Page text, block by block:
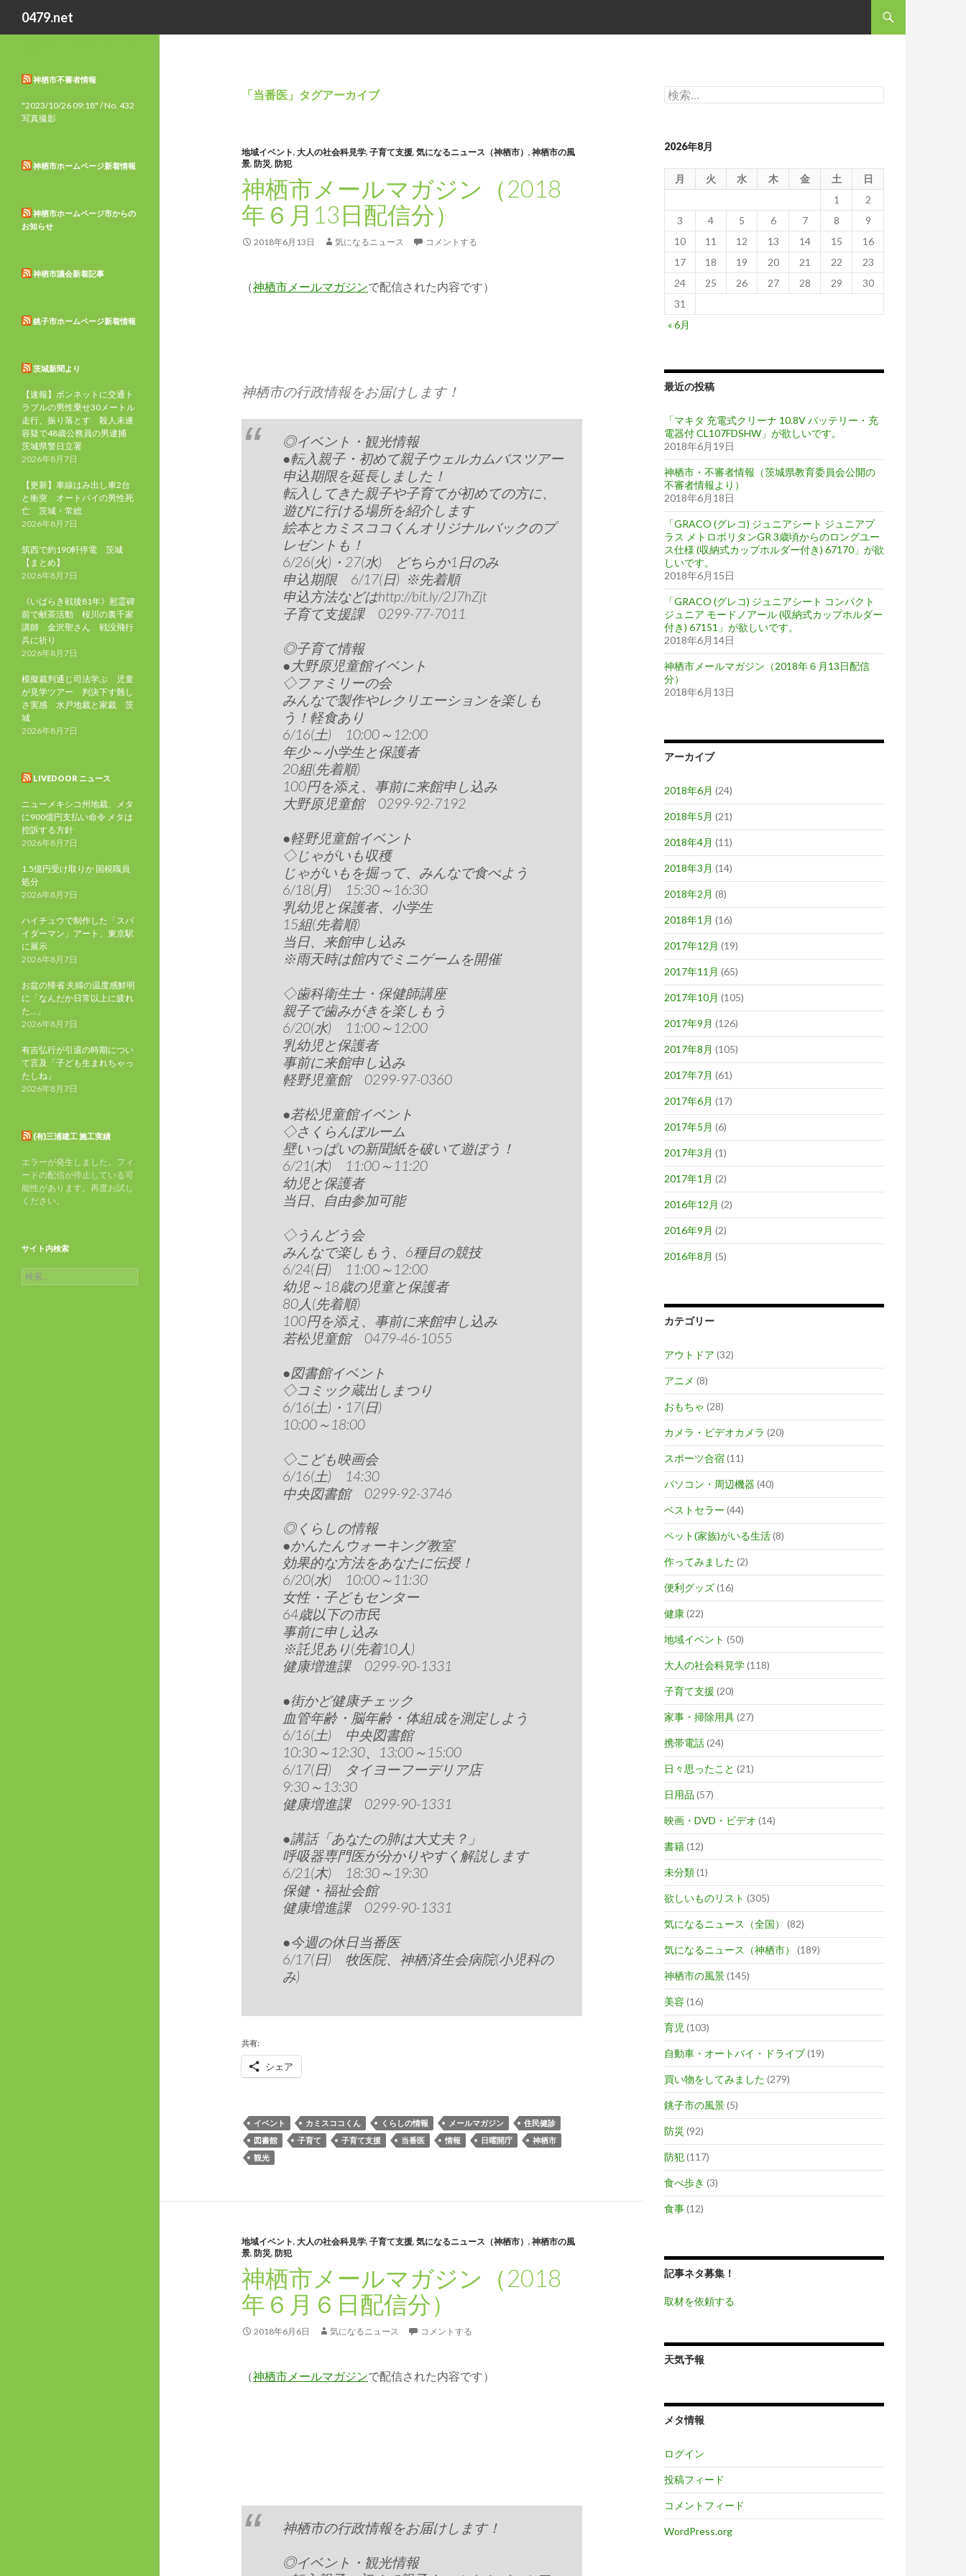
0479.net
「当番医」タグアーカイブ
地域イベント, 大人の社会科見学, 子育て支援, 気になるニュース（神栖市） , 神栖市の風
景, 防災, 防犯
神栖市メールマガジン（2018
年６月13日配信分）
2018年6月13日 気になるニュース コメントする
（神栖市メールマガジンで配信された内容です）
神栖市の行政情報をお届けします！
◎イベント・観光情報
●転入親子・初めて親子ウェルカムバスツアー
申込期限を延長しました！
転入してきた親子や子育てが初めての方に、
遊びに行ける場所を紹介します
絵本とカミスココくんオリジナルバックのプ
レゼントも！
6/26(火)・27(水) どちらか1日のみ
申込期限 6/17(日) ※先着順
申込方法などはhttp://bit.ly/2J7hZjt
子育て支援課 0299-77-7011
◎子育て情報
●大野原児童館イベント
◇ファミリーの会
みんなで製作やレクリエーションを楽しも
う！軽食あり
6/16(土) 10:00～12:00
年少～小学生と保護者
20組(先着順)
100円を添え、事前に来館申し込み
大野原児童館 0299-92-7192
●軽野児童館イベント
◇じゃがいも収穫
じゃがいもを掘って、みんなで食べよう
6/18(月) 15:30～16:30
乳幼児と保護者、小学生
15組(先着順)
当日、来館申し込み
※雨天時は館内でミニゲームを開催
◇歯科衛生士・保健師講座
親子で歯みがきを楽しもう
6/20(水) 11:00～12:00
乳幼児と保護者
事前に来館申し込み
軽野児童館 0299-97-0360
●若松児童館イベント
◇さくらんぼルーム
壁いっぱいの新聞紙を破いて遊ぼう！
6/21(木) 11:00～11:20
幼児と保護者
当日、自由参加可能
◇うんどう会
みんなで楽しもう、6種目の競技
6/24(日) 11:00～12:00
幼児～18歳の児童と保護者
80人(先着順)
100円を添え、事前に来館申し込み
若松児童館 0479-46-1055
●図書館イベント
◇コミック蔵出しまつり
6/16(土)・17(日)
10:00～18:00
◇こども映画会
6/16(土) 14:30
中央図書館 0299-92-3746
◎くらしの情報
●かんたんウォーキング教室
効果的な方法をあなたに伝授！
6/20(水) 10:00～11:30
女性・子どもセンター
64歳以下の市民
事前に申し込み
※託児あり(先着10人)
健康増進課 0299-90-1331
●街かど健康チェック
血管年齢・脳年齢・体組成を測定しよう
6/16(土) 中央図書館
10:30～12:30、13:00～15:00
6/17(日) タイヨーフーデリア店
9:30～13:30
健康増進課 0299-90-1331
●講話「あなたの肺は大丈夫？」
呼吸器専門医が分かりやすく解説します
6/21(木) 18:30～19:30
保健・福祉会館
健康増進課 0299-90-1331
●今週の休日当番医
6/17(日) 牧医院、神栖済生会病院(小児科の
み)
共有:
シェア
イベント カミスココくん くらしの情報 メールマガジン
住民健診
図書館
子育て 子育て支援 当番医 情報 日曜開庁
神栖市
観光
地域イベント, 大人の社会科見学, 子育て支援, 気になるニュース（神栖市） , 神栖市の風
景, 防災, 防犯
神栖市メールマガジン（2018
年６月６日配信分）
2018年6月6日 気になるニュース コメントする
（神栖市メールマガジンで配信された内容です）
神栖市の行政情報をお届けします！
◎イベント・観光情報
検
索:
2026年8月
月 火 水 木 金 土
日
1
2
3
4 5 6 7 8
9
10
11 12 13 14 15
16
17
18 19 20 21 22
23
24
25 26 27 28 29
30
31
« 6月
最近の投稿
「マキタ 充電式クリーナ 10.8V バッテリー・充
電器付 CL107FDSHW」が欲しいです。
2018年6月19日
神栖市・不審者情報（茨城県教育委員会公開の
不審者情報より）
2018年6月18日
「GRACO (グレコ) ジュニアシート ジュニアプ
ラス メトロポリタンGR 3歳頃からのロングユー
ス仕様 (収納式カップホルダー付き) 67170」が欲
しいです。
2018年6月15日
「GRACO (グレコ) ジュニアシート コンパクト
ジュニア モードノアール (収納式カップホルダー
付き) 67151」が欲しいです。
2018年6月14日
神栖市メールマガジン（2018年６月13日配信
分）
2018年6月13日
アーカイブ
2018年6月 (24)
2018年5月 (21)
2018年4月 (11)
2018年3月 (14)
2018年2月 (8)
2018年1月 (16)
2017年12月 (19)
2017年11月 (65)
2017年10月 (105)
2017年9月 (126)
2017年8月 (105)
2017年7月 (61)
2017年6月 (17)
2017年5月 (6)
2017年3月 (1)
2017年1月 (2)
2016年12月 (2)
2016年9月 (2)
2016年8月 (5)
カテゴリー
アウトドア (32)
アニメ (8)
おもちゃ (28)
カメラ・ビデオカメラ (20)
スポーツ合宿(11)
パソコン・周辺機器 (40)
ベストセラー (44)
ペット(家族)がいる生活(8)
作ってみました (2)
便利グッズ(16)
健康(22)
地域イベント (50)
大人の社会科見学(118)
子育て支援 (20)
家事・掃除用具(27)
携帯電話(24)
日々思ったこと (21)
日用品 (57)
映画・DVD・ビデオ (14)
書籍(12)
未分類(1)
欲しいものリスト (305)
気になるニュース（全国） (82)
気になるニュース（神栖市） (189)
神栖市の風景(145)
美容 (16)
育児 (103)
自動車・オートバイ・ドライブ(19)
買い物をしてみました (279)
銚子市の風景(5)
防災 (92)
防犯(117)
食べ歩き (3)
食事(12)
記事ネタ募集！
取材を依頼する
天気予報
メタ情報
ログイン
投稿フィード
コメントフィード
WordPress.org
神栖市不審者情報
"2023/10/26 09:18" / No. 432
写真撮影
神栖市ホームページ新着情報
神栖市ホームページ市からの
お知らせ
神栖市議会新着記事
銚子市ホームページ新着情報
茨城新聞より
【速報】ボンネットに交通ト
ラブルの男性乗せ30メートル
走行、振り落とす 殺人未遂
容疑で48歳公務員の男逮捕
茨城県警日立署
2026年8月7日
【更新】車線はみ出し車2台
と衝突 オートバイの男性死
亡 茨城・常総
2026年8月7日
筑西で約190軒停電 茨城
【まとめ】
2026年8月7日
《いばらき戦後81年》慰霊碑
前で献茶活動 桜川の裏千家
講師 金沢聖さん 戦没飛行
兵に祈り
2026年8月7日
模擬裁判通じ司法学ぶ 児童
が見学ツアー 判決下す難し
さ実感 水戸地裁と家裁 茨
城
2026年8月7日
LIVEDOOR ニュース
ニューメキシコ州地裁、メタ
に900億円支払い命令 メタは
控訴する方針
2026年8月7日
1.5億円受け取りか 国税職員
処分
2026年8月7日
ハイチュウで制作した「スパ
イダーマン」アート、東京駅
に展示
2026年8月7日
お盆の帰省 夫婦の温度感鮮明
に「なんだか日常以上に疲れ
た…」
2026年8月7日
有吉弘行が引退の時期につい
て言及「子ども生まれちゃっ
たしね」
2026年8月7日
(有)三浦建工 施工実績
エラーが発生しました。フィ
ードの配信が停止している可
能性があります。再度お試し
ください。
サイト内検索
検
索: